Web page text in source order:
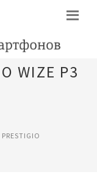
WIZE P3